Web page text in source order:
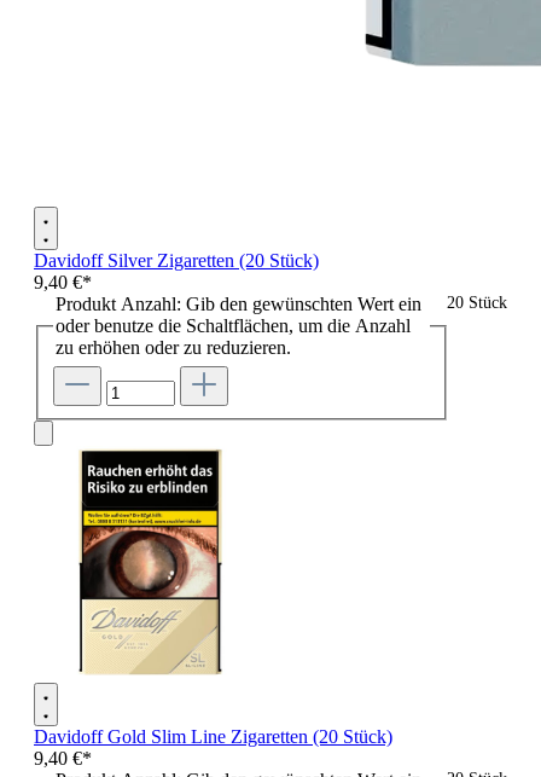
Davidoff Silver Zigaretten (20 Stück)
9,40 €*
20 Stück
Produkt Anzahl: Gib den gewünschten Wert ein
oder benutze die Schaltflächen, um die Anzahl
zu erhöhen oder zu reduzieren.
Davidoff Gold Slim Line Zigaretten (20 Stück)
9,40 €*